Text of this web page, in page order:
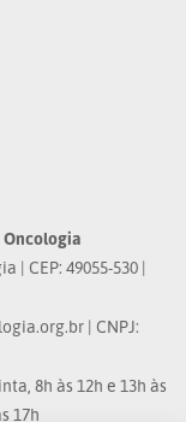
Oncologia
| CEP: 49055-530 |
| CNPJ:
8h às 12h e 13h às
17h